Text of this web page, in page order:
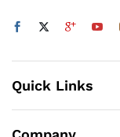
Quick Links